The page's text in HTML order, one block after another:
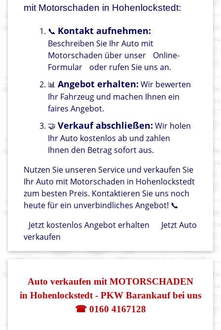
mit Motorschaden in Hohenlockstedt:
📞 Kontakt aufnehmen:
Beschreiben Sie Ihr Auto mit
Motorschaden über unser
Online-
Formular
oder rufen Sie uns an.
📊 Angebot erhalten: Wir bewerten
Ihr Fahrzeug und machen Ihnen ein
faires Angebot.
🤝 Verkauf abschließen: Wir holen
Ihr Auto kostenlos ab und zahlen
Ihnen den Betrag sofort aus.
Nutzen Sie unseren Service und verkaufen Sie
Ihr Auto mit Motorschaden in Hohenlockstedt
zum besten Preis. Kontaktieren Sie uns noch
heute für ein unverbindliches Angebot! 📞
Jetzt kostenlos Angebot erhalten
Jetzt Auto
verkaufen
Auto verkaufen mit MOTORSCHADEN
in Hohenlockstedt - PKW Barankauf bei uns
☎ 0160 4167128